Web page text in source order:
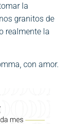
la
granitos de
realmente la
con amor.